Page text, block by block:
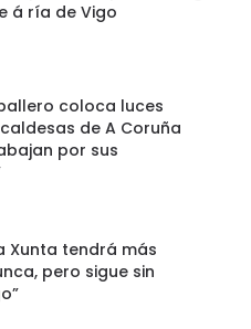
á ría de Vigo
coloca luces
de A Coruña
por sus
Xunta tendrá más
pero sigue sin